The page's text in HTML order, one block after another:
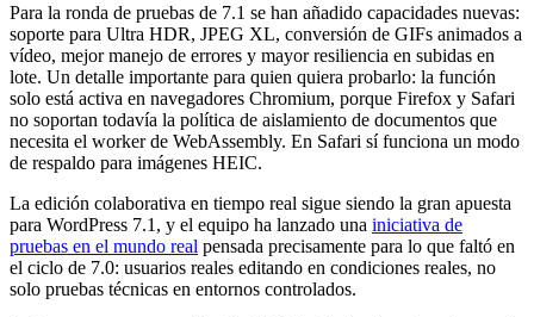
Para la ronda de pruebas de 7.1 se han añadido capacidades nuevas:
soporte para Ultra HDR, JPEG XL, conversión de GIFs animados a
vídeo, mejor manejo de errores y mayor resiliencia en subidas en
lote. Un detalle importante para quien quiera probarlo: la función
solo está activa en navegadores Chromium, porque Firefox y Safari
no soportan todavía la política de aislamiento de documentos que
necesita el worker de WebAssembly. En Safari sí funciona un modo
de respaldo para imágenes HEIC.
La edición colaborativa en tiempo real sigue siendo la gran apuesta
para WordPress 7.1, y el equipo ha lanzado una iniciativa de
pruebas en el mundo real pensada precisamente para lo que faltó en
el ciclo de 7.0: usuarios reales editando en condiciones reales, no
solo pruebas técnicas en entornos controlados.